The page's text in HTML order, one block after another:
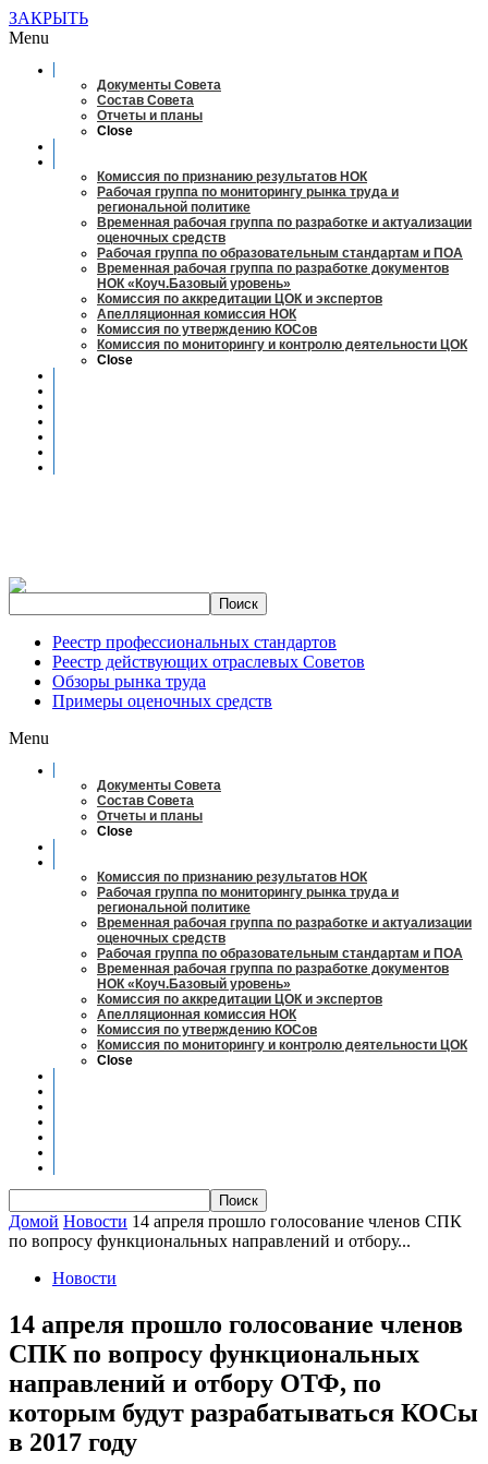
ЗАКРЫТЬ
Menu
Документы Совета
Состав Совета
Отчеты и планы
Close
Комиссия по признанию результатов НОК
Рабочая группа по мониторингу рынка труда и
региональной политике
Временная рабочая группа по разработке и актуализации
оценочных средств
Рабочая группа по образовательным стандартам и ПОА
Временная рабочая группа по разработке документов
НОК «Коуч.Базовый уровень»
Комиссия по аккредитации ЦОК и экспертов
Апелляционная комиссия НОК
Комиссия по утверждению КОСов
Комиссия по мониторингу и контролю деятельности ЦОК
Close
Реестр профессиональных стандартов
Реестр действующих отраслевых Советов
Обзоры рынка труда
Примеры оценочных средств
Menu
Документы Совета
Состав Совета
Отчеты и планы
Close
Комиссия по признанию результатов НОК
Рабочая группа по мониторингу рынка труда и
региональной политике
Временная рабочая группа по разработке и актуализации
оценочных средств
Рабочая группа по образовательным стандартам и ПОА
Временная рабочая группа по разработке документов
НОК «Коуч.Базовый уровень»
Комиссия по аккредитации ЦОК и экспертов
Апелляционная комиссия НОК
Комиссия по утверждению КОСов
Комиссия по мониторингу и контролю деятельности ЦОК
Close
Домой Новости 14 апреля прошло голосование членов СПК
по вопросу функциональных направлений и отбору...
Новости
14 апреля прошло голосование членов
СПК по вопросу функциональных
направлений и отбору ОТФ, по
которым будут разрабатываться КОСы
в 2017 году